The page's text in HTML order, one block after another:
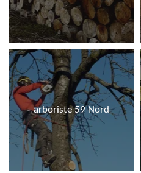
arboriste 59 Nord